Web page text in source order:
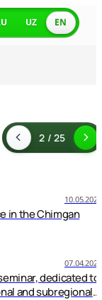
UZ EN
2 / 25
10.05.2025
in the Chimgan
07.04.2025
dedicated to
and subregional